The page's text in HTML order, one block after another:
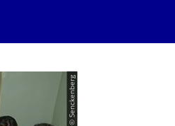
© Senckenberg